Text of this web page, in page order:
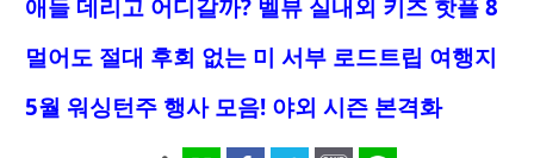
애들 데리고 어디갈까? 벨뷰 실내외 키즈 핫플 8
멀어도 절대 후회 없는 미 서부 로드트립 여행지
5월 워싱턴주 행사 모음! 야외 시즌 본격화